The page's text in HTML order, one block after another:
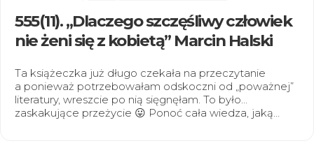
555(11). „Dlaczego szczęśliwy człowiek
nie żeni się z kobietą” Marcin Halski
Ta książeczka już długo czekała na przeczytanie
a ponieważ potrzebowałam odskoczni od „poważnej”
literatury, wreszcie po nią sięgnęłam. To było…
zaskakujące przeżycie 😛 Ponoć cała wiedza, jaką…